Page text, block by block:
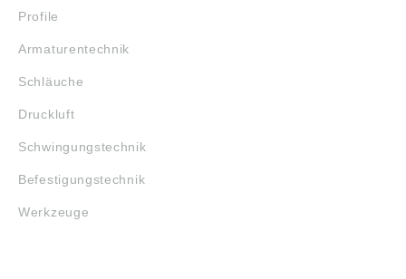
Profile
Armaturentechnik
Schläuche
Druckluft
Schwingungstechnik
Befestigungstechnik
Werkzeuge